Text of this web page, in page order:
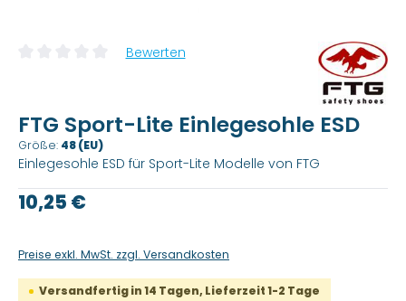
Durchschnittliche Bewertung von 0 von 5 Sternen
Bewerten
FTG Sport-Lite Einlegesohle ESD
Größe: 48 (EU)
Einlegesohle ESD für Sport-Lite Modelle von FTG
Regulärer Preis:
10,25 €
Preise exkl. MwSt. zzgl. Versandkosten
Versandfertig in 14 Tagen, Lieferzeit 1-2 Tage